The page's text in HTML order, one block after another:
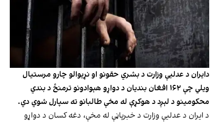
دایران د عدلیې وزارت د بشري حقونو او نړیوالو چارو مرستیال
ویلي چې ۱۶۲ افغان بندیان د دواړو هېوادونو ترمنځ د بندي
محکومینو د لېږد د هوکړې له مخې طالبانو ته سپارل شوي دي.
د ایران د عدلیې وزارت د خبرپاڼې له مخې، دغه کسان د دواړو